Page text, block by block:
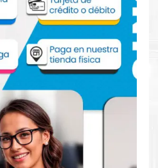
la solución perfecta para tu
Toner Xerox 106R03748 Cian para
C7030.
Xerox 106R03748
Xerox C7020 C7025
provincia
. Descubre la mejor manera de
106R03748 Cian para impresora
. Ofrecemos una amplia selección